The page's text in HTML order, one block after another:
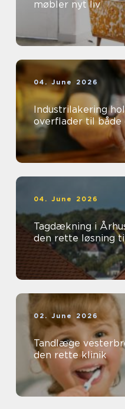
møbler nyt liv
04. June 2026
Industrilakering
overflader til både
04. June 2026
Tagdækning i
den rette løsning
02. June 2026
Tandlæge vesterbro sådan vælger
den rette klinik